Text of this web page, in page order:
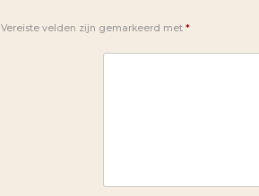
Vereiste velden zijn gemarkeerd met *